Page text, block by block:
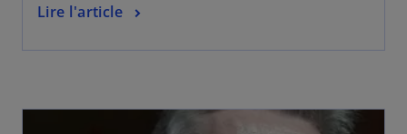
Lire l'article